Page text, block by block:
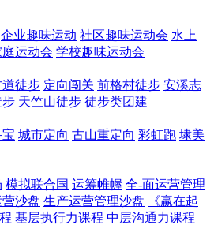
企业趣味运动 社区趣味运动会 水上
运动会 学校趣味运动会
徒步 定向闯关 前格村徒步 安溪志
步 天竺山徒步 徒步类团建
城市定向 古山重定向 彩虹跑 埭美
模拟联合国 运筹帷幄 全-面运营管理
沙盘 生产运营管理沙盘
《赢在起
基层执行力课程 中层沟通力课程